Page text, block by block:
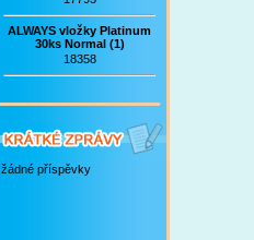
ALWAYS vložky Platinum
30ks Normal (1)
18358
žádné příspěvky